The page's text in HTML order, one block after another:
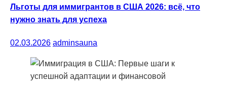
Льготы для иммигрантов в США 2026: всё, что
нужно знать для успеха
02.03.2026 adminsauna